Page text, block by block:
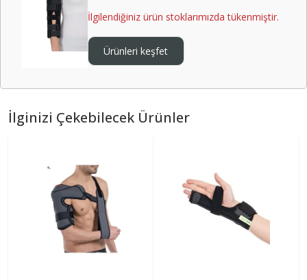
İlgilendiğiniz ürün stoklarımızda tükenmiştir.
Ürünleri keşfet
İlginizi Çekebilecek Ürünler